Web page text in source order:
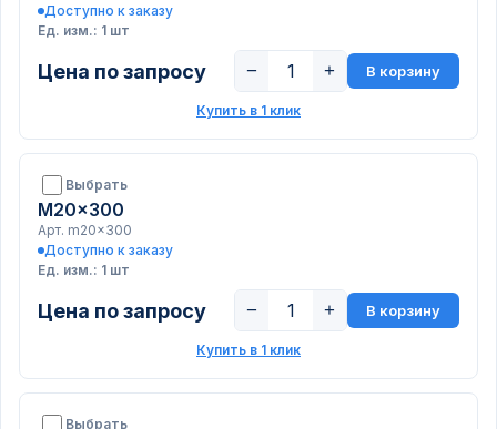
Доступно к заказу
Ед. изм.: 1 шт
Цена по запросу − + В корзину
Купить в 1 клик
Выбрать
M20x300
Арт. m20x300
Доступно к заказу
Ед. изм.: 1 шт
Цена по запросу − + В корзину
Купить в 1 клик
Выбрать